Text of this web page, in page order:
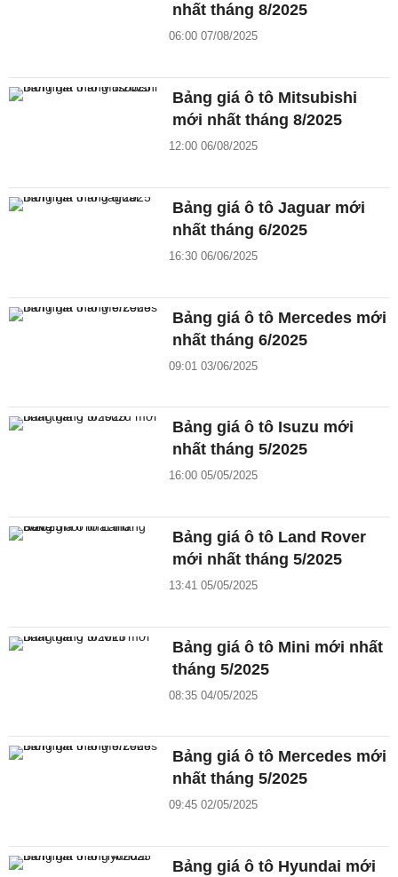
nhất tháng 8/2025
06:00 07/08/2025
Bảng giá ô tô Mitsubishi
mới nhất tháng 8/2025
12:00 06/08/2025
Bảng giá ô tô Jaguar mới
nhất tháng 6/2025
16:30 06/06/2025
Bảng giá ô tô Mercedes mới
nhất tháng 6/2025
09:01 03/06/2025
Bảng giá ô tô Isuzu mới
nhất tháng 5/2025
16:00 05/05/2025
Bảng giá ô tô Land Rover
mới nhất tháng 5/2025
13:41 05/05/2025
Bảng giá ô tô Mini mới nhất
tháng 5/2025
08:35 04/05/2025
Bảng giá ô tô Mercedes mới
nhất tháng 5/2025
09:45 02/05/2025
Bảng giá ô tô Hyundai mới